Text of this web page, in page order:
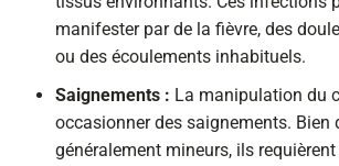
manifester par de la fièvre, des
ou des écoulements inhabituels.
Saignements : La manipulation du
occasionner des saignements. Bien
généralement mineurs, ils